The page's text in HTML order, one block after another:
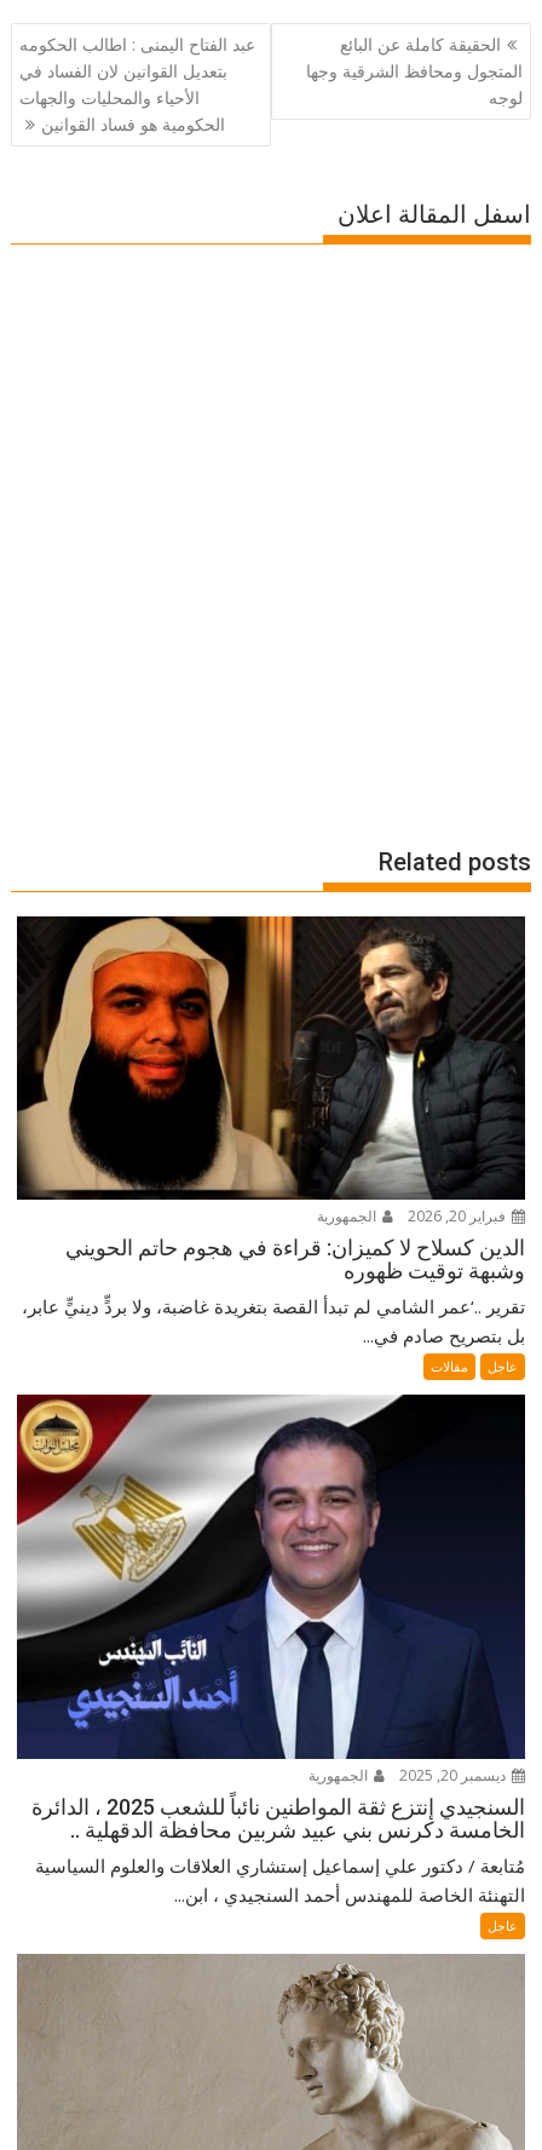
تصفّح
المقالات
الحقيقة كاملة عن البائع
المتجول ومحافظ الشرقية وجها
لوجه
عبد الفتاح اليمنى : اطالب الحكومه
بتعديل القوانين لان الفساد في
الأحياء والمحليات والجهات
الحكومية هو فساد القوانين
اسفل المقالة اعلان
Related posts
فبراير 20, 2026 الجمهورية
الدين كسلاح لا كميزان: قراءة في هجوم حاتم الحويني
وشبهة توقيت ظهوره
تقرير ..‘عمر الشامي لم تبدأ القصة بتغريدة غاضبة، ولا بردٍّ دينيٍّ عابر،
بل بتصريح صادم في...
عاجل مقالات
ديسمبر 20, 2025 الجمهورية
السنجيدي إنتزع ثقة المواطنين نائباً للشعب 2025 ، الدائرة
الخامسة دكرنس بني عبيد شربين محافظة الدقهلية ..
مُتابعة / دكتور علي إسماعيل إستشاري العلاقات والعلوم السياسية
التهنئة الخاصة للمهندس أحمد السنجيدي ، ابن...
عاجل